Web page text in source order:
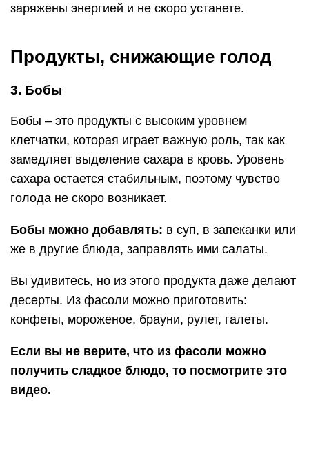
заряжены энергией и не скоро устанете.
Продукты, снижающие голод
3. Бобы
Бобы – это продукты с высоким уровнем
клетчатки, которая играет важную роль, так как
замедляет выделение сахара в кровь. Уровень
сахара остается стабильным, поэтому чувство
голода не скоро возникает.
Бобы можно добавлять: в суп, в запеканки или
же в другие блюда, заправлять ими салаты.
Вы удивитесь, но из этого продукта даже делают
десерты. Из фасоли можно приготовить:
конфеты, мороженое, брауни, рулет, галеты.
Если вы не верите, что из фасоли можно
получить сладкое блюдо, то посмотрите это
видео.